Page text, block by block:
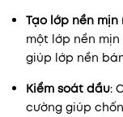
Tạo lớp nền mịn
một lớp nền
giúp lớp nền
Kiểm soát dầu:
cường giúp